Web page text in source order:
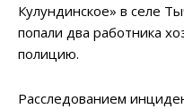
Кулундинское» в селе
попали два работника
полицию.
Расследованием